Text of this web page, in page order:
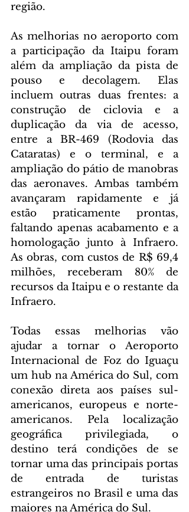
região.
As melhorias no aeroporto com
a participação da Itaipu foram
além da ampliação da pista de
pouso e decolagem. Elas
incluem outras duas frentes: a
construção de ciclovia e a
duplicação da via de acesso,
entre a BR-469 (Rodovia das
Cataratas) e o terminal, e a
ampliação do pátio de manobras
das aeronaves. Ambas também
avançaram rapidamente e já
estão praticamente prontas,
faltando apenas acabamento e a
homologação junto à Infraero.
As obras, com custos de R$ 69,4
milhões, receberam 80% de
recursos da Itaipu e o restante da
Infraero.
Todas essas melhorias vão
ajudar a tornar o Aeroporto
Internacional de Foz do Iguaçu
um hub na América do Sul, com
conexão direta aos países sul-
americanos, europeus e norte-
americanos. Pela localização
geográfica privilegiada, o
destino terá condições de se
tornar uma das principais portas
de entrada de turistas
estrangeiros no Brasil e uma das
maiores na América do Sul.